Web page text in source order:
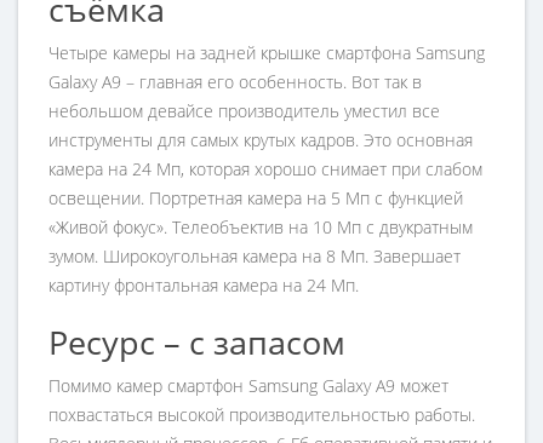
съёмка
Четыре камеры на задней крышке смартфона Samsung
Galaxy A9 – главная его особенность. Вот так в
небольшом девайсе производитель уместил все
инструменты для самых крутых кадров. Это основная
камера на 24 Мп, которая хорошо снимает при слабом
освещении. Портретная камера на 5 Мп с функцией
«Живой фокус». Телеобъектив на 10 Мп с двукратным
зумом. Широкоугольная камера на 8 Мп. Завершает
картину фронтальная камера на 24 Мп.
Ресурс – с запасом
Помимо камер смартфон Samsung Galaxy A9 может
похвастаться высокой производительностью работы.